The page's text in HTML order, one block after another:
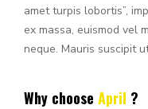
amet turpis lobortis”,
ex massa, euismod vel
neque. Mauris suscipit
Why choose April ?